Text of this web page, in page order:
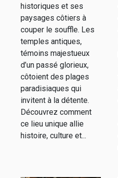
historiques et ses
paysages côtiers à
couper le souffle. Les
temples antiques,
témoins majestueux
d’un passé glorieux,
côtoient des plages
paradisiaques qui
invitent à la détente.
Découvrez comment
ce lieu unique allie
histoire, culture et...